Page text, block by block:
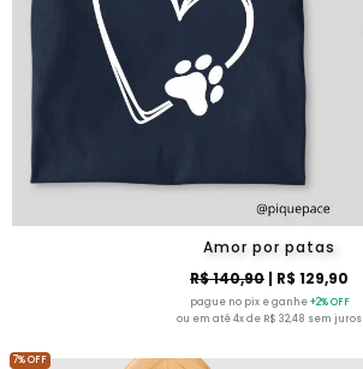
Amor por patas
R$ 140,90 | R$ 129,90
pague no pix e ganhe+2% OFF
ou em até 4x de R$ 32,48 sem juros
7% OFF